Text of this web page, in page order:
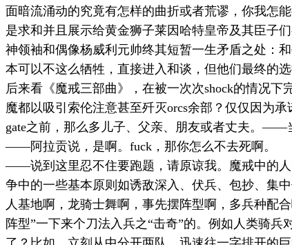
面暗流涌动的究竟有怎样的曲折或者荒谬，你我怎
是求和并且展示给黄金狮子莱因哈特皇帝及其臣子
神领袖和偶像杨威利元帅终其短暂一生矛盾之处：
本可以不这么牺牲，直接进入和谈，但他们最终的
后来看《魔戒三部曲》，在被一次次shock的情况下
魔都以吸引索伦注意甚至歼灭orcs余部？仅仅因为承
gate之前，那么多儿子、父亲、朋友或者丈夫。——
——阿拉贡说，是啊。 fuck ，那你怎么不去死啊。
——说到这里忍不住要跑题，请原谅我。魔戒中的
争中的一些基本原则如诱敌深入、伏兵、包抄、
人基地啊，龙骑士舞啊，事先摆阵型啊，多兵种配
阵型”一下来个刀法入兵之“击奇”的。例如人类骑